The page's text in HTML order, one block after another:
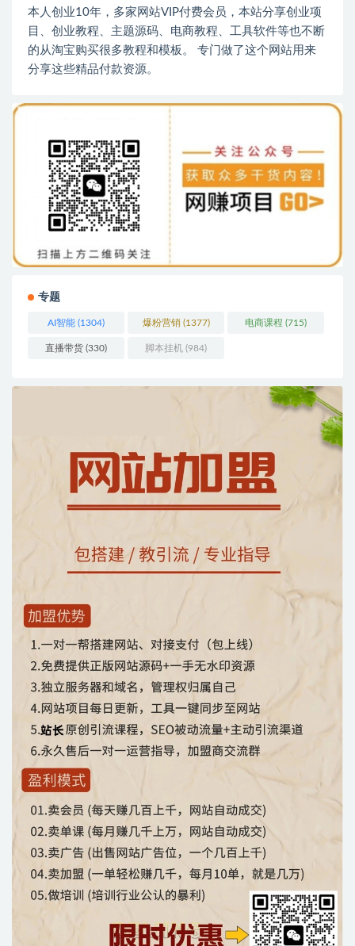
本人创业10年，多家网站VIP付费会员，本站分享创业项
目、创业教程、主题源码、电商教程、工具软件等也不断
的从淘宝购买很多教程和模板。 专门做了这个网站用来
分享这些精品付款资源。
专题
AI智能 (1304) 爆粉营销 (1377) 电商课程 (715)
直播带货 (330) 脚本挂机 (984)